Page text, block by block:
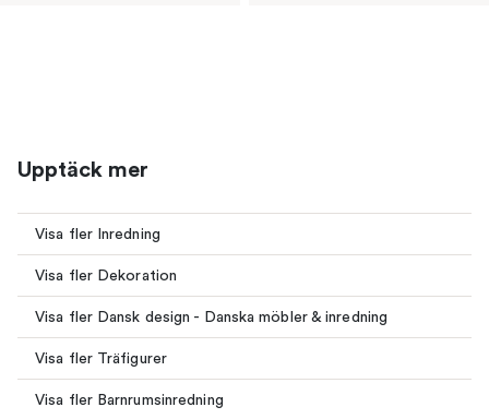
Upptäck mer
Visa fler Inredning
Visa fler Dekoration
Visa fler Dansk design - Danska möbler & inredning
Visa fler Träfigurer
Visa fler Barnrumsinredning